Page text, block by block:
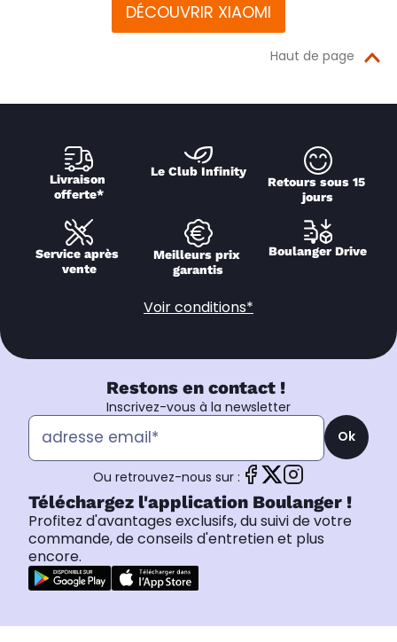
DÉCOUVRIR XIAOMI
Haut de page
Livraison
offerte*
Le Club Infinity
Retours sous 15
jours
Service après
vente
Meilleurs prix
garantis
Boulanger Drive
Voir conditions*
Restons en contact !
Inscrivez-vous à la newsletter
Ok
Ou retrouvez-nous sur :
Téléchargez l'application Boulanger !
Profitez d'avantages exclusifs, du suivi de votre
commande, de conseils d'entretien et plus
encore.